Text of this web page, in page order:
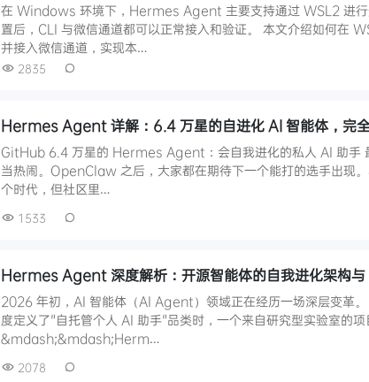
在 Windows 环境下，Hermes Agent 主要支持通过 WSL2 进行
置后，CLI 与微信通道都可以正常接入和验证。 本文介绍如何在
并接入微信通道，实现本…
2835
Hermes Agent 详解：6.4 万星的自进化 AI 智能体，完
GitHub 6.4 万星的 Hermes Agent：会自我进化的私人 AI 助手
当热闹。OpenClaw 之后，大家都在期待下一个能打的选手出现
个时代，但社区里…
1533
Hermes Agent 深度解析：开源智能体的自我进化架构
2026 年初，AI 智能体（AI Agent）领域正在经历一场深层变革
度定义了"自托管个人 AI 助手"品类时，一个来自研究型实验室的
&mdash;&mdash;Herm…
2078